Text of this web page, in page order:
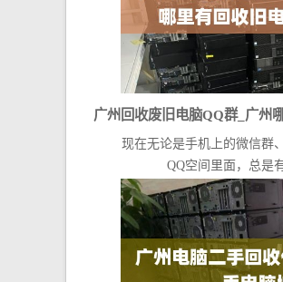
广州回收废旧电脑QQ群_广州
现在无论是手机上的微信群、
QQ空间里面，总是